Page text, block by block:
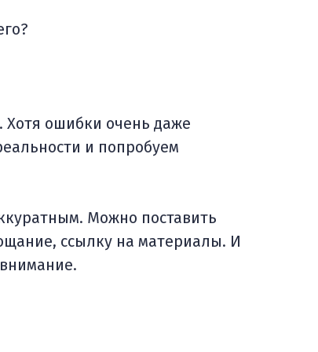
Хотя ошибки очень даже
и попробуем
Можно поставить
ссылку на материалы. И